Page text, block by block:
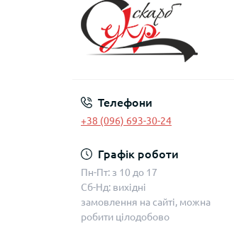
Телефони
+38 (096) 693-30-24
Графік роботи
Пн-Пт: з 10 до 17
Сб-Нд: вихідні
замовлення на сайті, можна
робити цілодобово